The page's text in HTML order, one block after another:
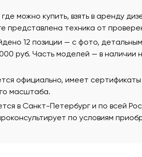
можно купить, взять в аренду
представлена техника от
12 позиции — с фото,
руб. Часть моделей — в наличии
официально, имеет
масштаба.
в Санкт-Петербург и по всей
по условиям